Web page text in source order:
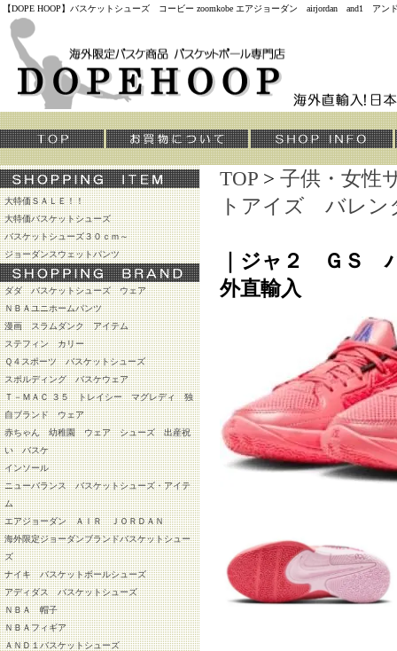
【DOPE HOOP】バスケットシューズ コービー zoomkobe エアジョーダン airjordan and1
大特価ＳＡＬＥ！！
大特価バスケットシューズ
バスケットシューズ３０ｃｍ～
ジョーダンスウェットパンツ
ダダ バスケットシューズ ウェア
ＮＢＡユニホームパンツ
漫画 スラムダンク アイテム
ステフィン カリー
Ｑ４スポーツ バスケットシューズ
スポルディング バスケウェア
Ｔ－ＭＡＣ ３５ トレイシー マグレディ 独
自ブランド ウェア
赤ちゃん 幼稚園 ウェア シューズ 出産祝
い バスケ
インソール
ニューバランス バスケットシューズ・アイテ
ム
エアジョーダン ＡＩＲ ＪＯＲＤＡＮ
海外限定ジョーダンブランドバスケットシュー
ズ
ナイキ バスケットボールシューズ
アディダス バスケットシューズ
ＮＢＡ 帽子
ＮＢＡフィギア
ＡＮＤ１バスケットシューズ
TOP > 子供・女性
トアイズ バレン
｜ジャ２ ＧＳ
外直輸入